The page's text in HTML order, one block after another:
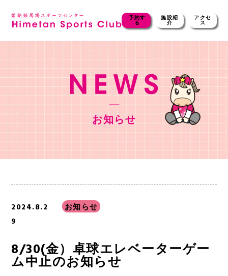
予約す
る
施設紹
介
アクセ
ス
お知らせ
2024.8.2
9
お知らせ
8/30(金）卓球エレベーターゲー
ム中止のお知らせ